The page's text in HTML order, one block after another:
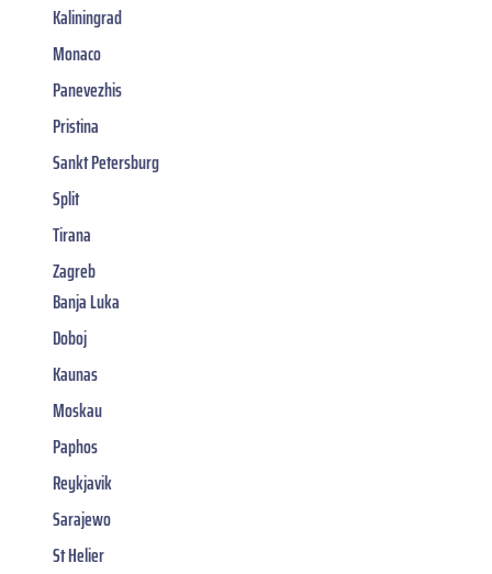
Kaliningrad
Monaco
Panevezhis
Pristina
Sankt Petersburg
Split
Tirana
Zagreb
Banja Luka
Doboj
Kaunas
Moskau
Paphos
Reykjavik
Sarajewo
St Helier